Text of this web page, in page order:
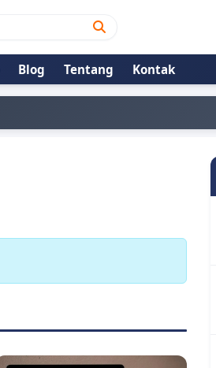
Blog Tentang Kontak